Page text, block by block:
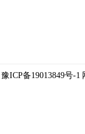
豫ICP备19013849号-1